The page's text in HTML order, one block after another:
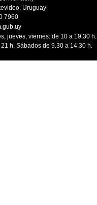
Uruguay
7960
jueves, viernes: de 10 a 19.30 h.
21 h. Sábados de 9.30 a 14.30 h.